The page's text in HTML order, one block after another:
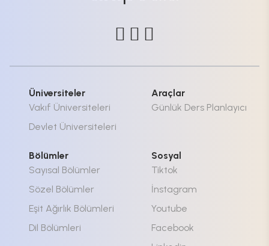
Üniversiteler
Vakıf Üniversiteleri
Devlet Üniversiteleri
Araçlar
Günlük Ders Planlayıcı
Bölümler
Sayısal Bölümler
Sözel Bölümler
Eşit Ağırlık Bölümleri
Dil Bölümleri
Sosyal
Tiktok
İnstagram
Youtube
Facebook